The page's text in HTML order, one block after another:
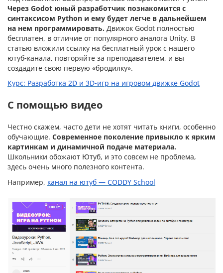
Через Godot юный разработчик познакомится с
синтаксисом Python и ему будет легче в дальнейшем
на нем программировать. Движок Godot полностью
бесплатен, в отличие от популярного аналога Unity. В
статью вложили ссылку на бесплатный урок с нашего
ютуб-канала, повторяйте за преподавателем, и вы
создадите свою первую «бродилку».
Курс: Разработка 2D и 3D-игр на игровом движке Godot
С помощью видео
Честно скажем, часто дети не хотят читать книги, особенно
обучающие. Современное поколение привыкло к ярким
картинкам и динамичной подаче материала.
Школьники обожают Ютуб, и это совсем не проблема,
здесь очень много полезного контента.
Например, канал на ютуб — CODDY School